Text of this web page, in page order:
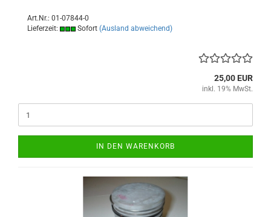
Art.Nr.: 01-07844-0
Lieferzeit:
Sofort (Ausland abweichend)
25,00 EUR
inkl. 19% MwSt.
IN DEN WARENKORB